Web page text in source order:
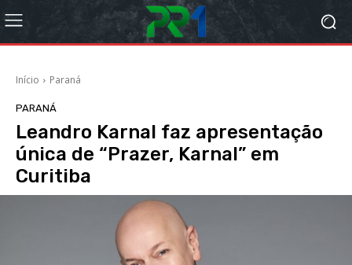
Início Paraná
PARANÁ
Leandro Karnal faz apresentação
única de “Prazer, Karnal” em
Curitiba